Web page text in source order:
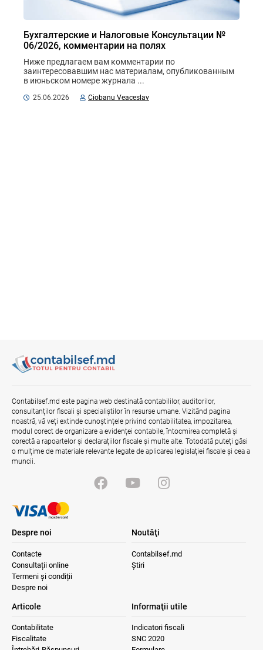
Бухгалтерские и Налоговые Консультации №
06/2026, комментарии на полях
Ниже предлагаем вам комментарии по
заинтересовавшим нас материалам, опубликованным
в июньском номере журнала ...
25.06.2026 Ciobanu Veaceslav
Contabilsef.md este pagina web destinată contabililor, auditorilor,
consultanților fiscali și specialiștilor în resurse umane. Vizitând pagina
noastră, vă veți extinde cunoștințele privind contabilitatea, impozitarea,
modul corect de organizare a evidenței contabile, întocmirea completă și
corectă a rapoartelor și declarațiilor fiscale și multe alte. Totodată puteți găsi
o mulțime de materiale relevante legate de aplicarea legislației fiscale și cea a
muncii.
Despre noi
Contacte
Consultații online
Termeni și condiții
Despre noi
Noutăţi
Contabilsef.md
Știri
Articole
Contabilitate
Fiscalitate
Informaţii utile
Indicatori fiscali
SNC 2020